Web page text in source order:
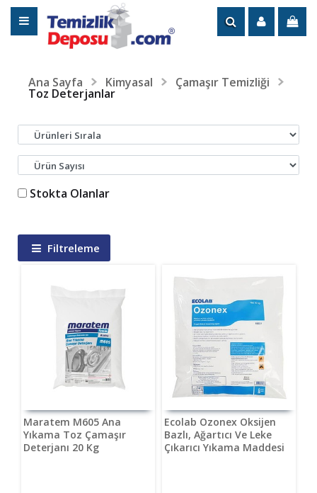
Ana Sayfa Kimyasal Çamaşır Temizliği
Toz Deterjanlar
Stokta Olanlar
Filtreleme
Maratem M605 Ana
Yıkama Toz Çamaşır
Deterjanı 20 Kg
Ecolab Ozonex Oksijen
Bazlı, Ağartıcı Ve Leke
Çıkarıcı Yıkama Maddesi